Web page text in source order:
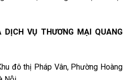
DỊCH VỤ THƯƠNG MẠI QUANG
đô thị Pháp Vân, Phường Hoàng